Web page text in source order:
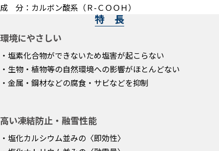
成 分：カルボン酸系（Ｒ-ＣＯＯＨ）
特 長
環境にやさしい
・塩素化合物ができないため塩害が起こらない
・生物・植物等の自然環境への影響がほとんどない
・金属・鋼材などの腐食・サビなどを抑制
高い凍結防止・融雪性能
・塩化カルシウム並みの〈即効性〉